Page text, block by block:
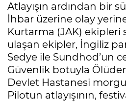
Atlayışın ardından bir
İhbar üzerine olay
Kurtarma (JAK)
ulaşan ekipler, İngiliz
Sedye ile Sundhod’un
Güvenlik botuyla
Devlet Hastanesi
Pilotun atlayışının,